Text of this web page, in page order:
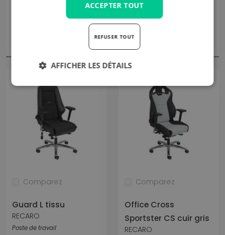
Délai de livraison 10 jours
IS.210100
Devis
Comparez
Guard L tissu
RECARO
Poste de travail
Comparez
Office Cross
Sportster CS cuir gris
RECARO
ACCEPTER TOUT
REFUSER TOUT
AFFICHER LES DÉTAILS